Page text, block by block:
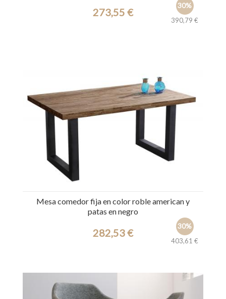
30%
390,79 €
273,55 €
Mesa comedor fija en color roble american y
patas en negro
30%
403,61 €
282,53 €